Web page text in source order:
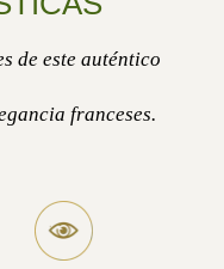
de este auténtico
franceses.